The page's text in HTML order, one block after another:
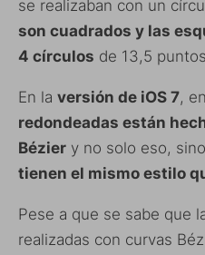
se realizaban con un
son cuadrados y las
4 círculos de 13,5
En la versión de iOS 7,
redondeadas están
Bézier y no solo eso,
tienen el mismo estilo
Pese a que se sabe que
realizadas con curvas